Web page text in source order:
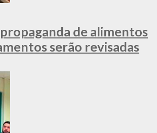
de alimentos
serão revisadas